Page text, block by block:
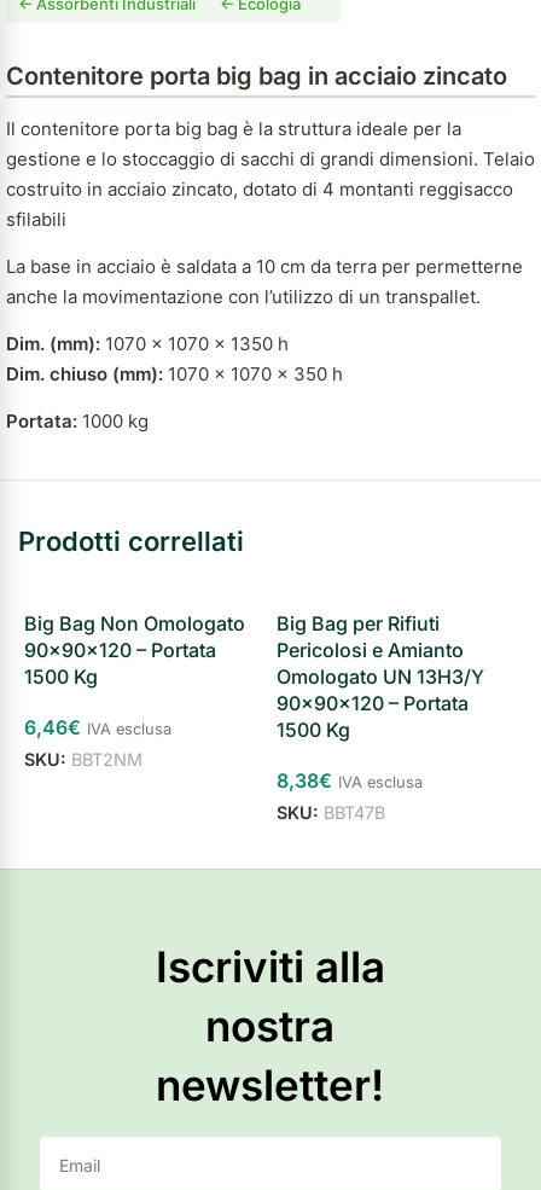
Contenitore porta big bag in acciaio zincato
Il contenitore porta big bag è la struttura ideale per la
gestione e lo stoccaggio di sacchi di grandi dimensioni. Telaio
costruito in acciaio zincato, dotato di 4 montanti reggisacco
sfilabili
La base in acciaio è saldata a 10 cm da terra per permetterne
anche la movimentazione con l’utilizzo di un transpallet.
Dim. (mm): 1070 x 1070 x 1350 h
Dim. chiuso (mm): 1070 x 1070 x 350 h
Portata: 1000 kg
Prodotti correllati
Big Bag Non Omologato
90×90×120 – Portata
1500 Kg
6,46€ IVA esclusa
SKU: BBT2NM
Big Bag per Rifiuti
Pericolosi e Amianto
Omologato UN 13H3/Y
90×90×120 – Portata
1500 Kg
8,38€ IVA esclusa
SKU: BBT47B
Iscriviti alla
nostra
newsletter!